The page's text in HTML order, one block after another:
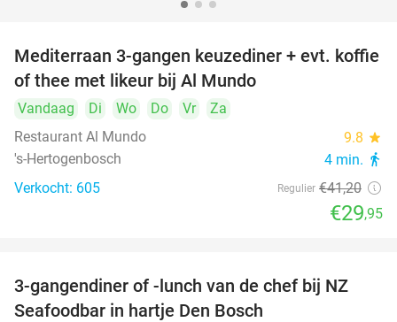
27%
Mediterraan 3-gangen keuzediner + evt. koffie
of thee met likeur bij Al Mundo
Vandaag Di Wo Do Vr
Za
Restaurant Al Mundo
9.8 star
's-Hertogenbosch 4 min. directions_walk
Verkocht: 605 Regulier €41,20
€29,95
46%
3-gangendiner of -lunch van de chef bij NZ
Seafoodbar in hartje Den Bosch